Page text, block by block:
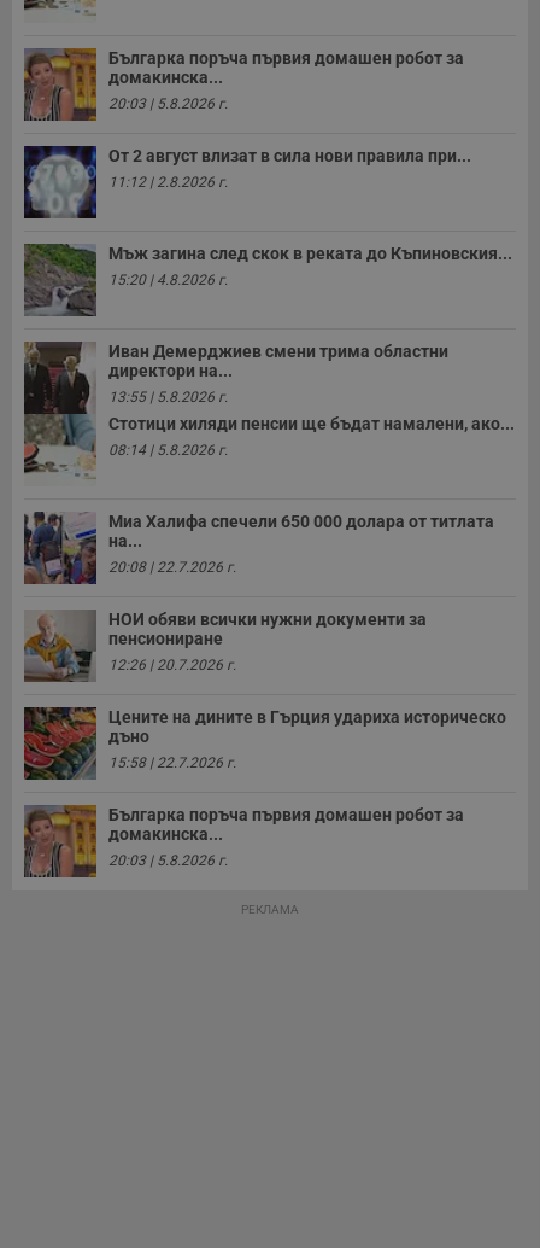
Българка поръча първия домашен робот за
домакинска...
20:03 | 5.8.2026 г.
От 2 август влизат в сила нови правила при...
11:12 | 2.8.2026 г.
Мъж загина след скок в реката до Къпиновския...
15:20 | 4.8.2026 г.
Иван Демерджиев смени трима областни
директори на...
13:55 | 5.8.2026 г.
Стотици хиляди пенсии ще бъдат намалени, ако...
08:14 | 5.8.2026 г.
Миа Халифа спечели 650 000 долара от титлата
на...
20:08 | 22.7.2026 г.
НОИ обяви всички нужни документи за
пенсиониране
12:26 | 20.7.2026 г.
Цените на дините в Гърция удариха историческо
дъно
15:58 | 22.7.2026 г.
Българка поръча първия домашен робот за
домакинска...
20:03 | 5.8.2026 г.
РЕКЛАМА